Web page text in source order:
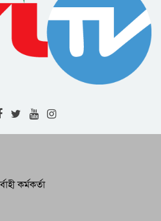
Resolution Cell Formed
Problems Faced by
and Road Repair Work to
Soon : SCC Administrator
9 Arrests One with 7kg of
Liquor in Bishwambharpur
কর্মকর্তা